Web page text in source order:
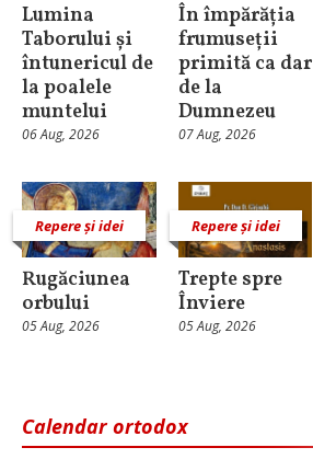
Lumina
Taborului și
întunericul de
la poalele
muntelui
06 Aug, 2026
În împărăția
frumuseții
primită ca dar
de la
Dumnezeu
07 Aug, 2026
Repere și idei
Rugăciunea
orbului
05 Aug, 2026
Repere și idei
Trepte spre
Înviere
05 Aug, 2026
Calendar ortodox